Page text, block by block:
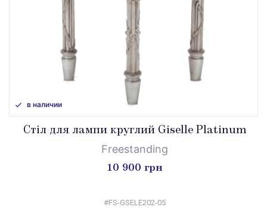
в наличии
Стіл для лампи круглий Giselle Platinum
Freestanding
10 900 грн
#FS-GSELE202-05